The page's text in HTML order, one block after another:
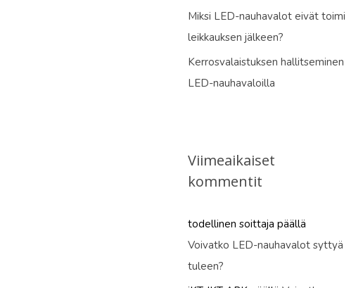
Miksi LED-nauhavalot eivät toimi
leikkauksen jälkeen?
Kerrosvalaistuksen hallitseminen
LED-nauhavaloilla
Viimeaikaiset
kommentit
todellinen soittaja päällä
Voivatko LED-nauhavalot syttyä
tuleen?